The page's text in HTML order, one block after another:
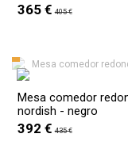
365 € 405 €
Mesa comedor
nordish - negro
392 € 435 €